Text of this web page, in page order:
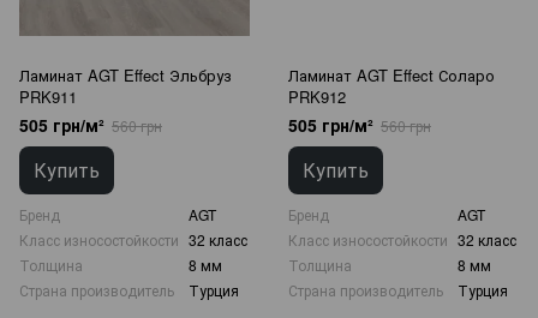
Ламинат AGT Effect Эльбруз
PRK911
505 грн/м² 560 грн
Купить
Бренд
AGT
Класс износостойкости 32 класс
Толщина
8 мм
Страна производитель
Турция
Ламинат AGT Effect Соларо
PRK912
505 грн/м² 560 грн
Купить
Бренд
AGT
Класс износостойкости 32 класс
Толщина
8 мм
Страна производитель
Турция